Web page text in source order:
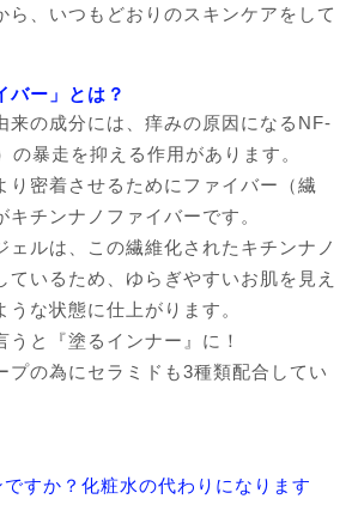
ら、いつもどおりのスキンケアをして
バー」とは？
来の成分には、痒みの原因になるNF-
の暴走を抑える作用があります。
り密着させるためにファイバー（繊
キチンナノファイバーです。
ェルは、この繊維化されたキチンナノ
ているため、ゆらぎやすいお肌を見え
うな状態に仕上がります。
うと『塗るインナー』に！
プの為にセラミドも3種類配合してい
すか？化粧水の代わりになります